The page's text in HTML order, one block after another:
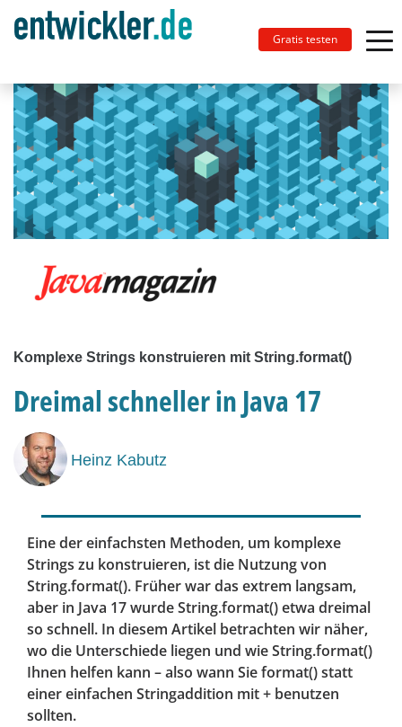
Gratis testen
Komplexe Strings konstruieren mit String.format()
Dreimal schneller in Java 17
Heinz Kabutz
Eine der einfachsten Methoden, um komplexe
Strings zu konstruieren, ist die Nutzung von
String.format(). Früher war das extrem langsam,
aber in Java 17 wurdeString.format()etwa dreimal
so schnell. In diesem Artikel betrachten wir näher,
wo die Unterschiede liegen und wieString.format()
Ihnen helfen kann – also wann Sieformat()statt
einer einfachen Stringaddition mit+ benutzen
sollten.